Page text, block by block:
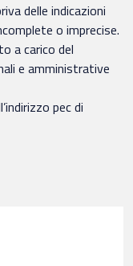
delle indicazioni
o imprecise.
a carico del
e amministrative
pec di